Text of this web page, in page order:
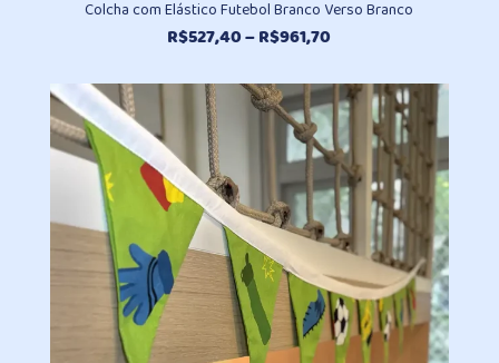
Colcha com Elástico Futebol Branco Verso Branco
R$527,40–R$961,70
preço:
R$527,40
através
R$961,70